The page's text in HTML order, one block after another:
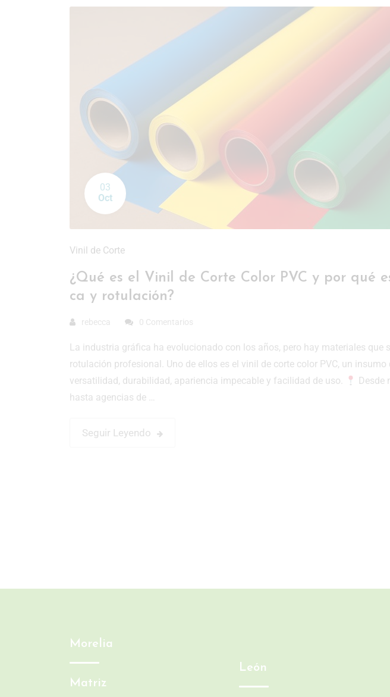
03
Oct
Vinil de Corte
¿Qué es el Vinil de Corte Color PVC y por qué
ca y rotulación?
rebecca 0 Comentarios
La industria gráfica ha evolucionado con los años, pero hay materiales que
rotulación profesional. Uno de ellos es el vinil de corte color PVC, un
versatilidad, durabilidad, apariencia impecable y facilidad de uso.
Desde
hasta agencias de …
Seguir Leyendo
Morelia
Matriz
León